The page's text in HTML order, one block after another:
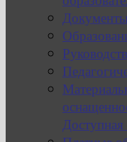
Документы
Доступная